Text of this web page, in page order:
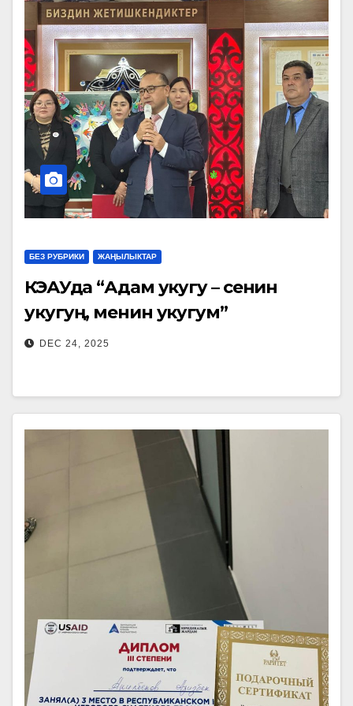
БЕЗ РУБРИКИ ЖАҢЫЛЫКТАР
КӨЭАУда “Адам укугу – сенин
укугуң, менин укугум”
аталышында акция башталды
акция Кыргыз–Өзбек Эл аралык
университетинде старт алды.
Иш-чара Юридика-экономика
факультетинин “Мамлекеттик-
укуктук сабактар” кафедрасы
тарабынан уюштурулууда.
Акциянын ачылышында
университеттин ректору,
профессор Абдилбает
Мамасыдыков сөз сүйлөп, адам
укуктары ар бир адамдын
жашоосундагы эң баалуу байлык
DEC 24, 2025